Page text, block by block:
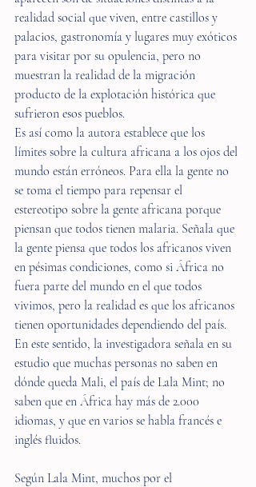
realidad social que viven, entre castillos y
palacios, gastronomía y lugares muy exóticos
para visitar por su opulencia, pero no
muestran la realidad de la migración
producto de la explotación histórica que
sufrieron esos pueblos.
Es así como la autora establece que los
límites sobre la cultura africana a los ojos del
mundo están erróneos. Para ella la gente no
se toma el tiempo para repensar el
estereotipo sobre la gente africana porque
piensan que todos tienen malaria. Señala que
la gente piensa que todos los africanos viven
en pésimas condiciones, como si África no
fuera parte del mundo en el que todos
vivimos, pero la realidad es que los africanos
tienen oportunidades dependiendo del país.
En este sentido, la investigadora señala en su
estudio que muchas personas no saben en
dónde queda Mali, el país de Lala Mint; no
saben que en África hay más de 2.000
idiomas, y que en varios se habla francés e
inglés fluidos.
Según Lala Mint, muchos por el